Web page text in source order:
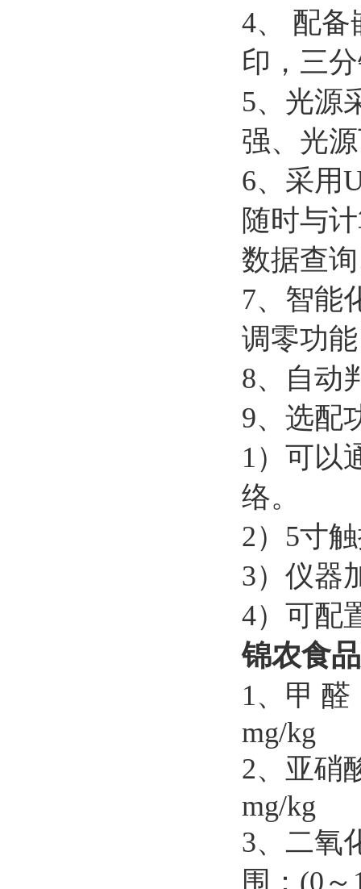
4、
配备
印，三
5、光源
强、光
6、采用
随时与
数据查
7、智能
调零功
8、自动
9、选配
1）可以
络。
2）5寸
3）仪器
4）可配
锦农食
1、甲 醛
mg/kg
2、亚硝
mg/kg
3、二氧
围：(0～